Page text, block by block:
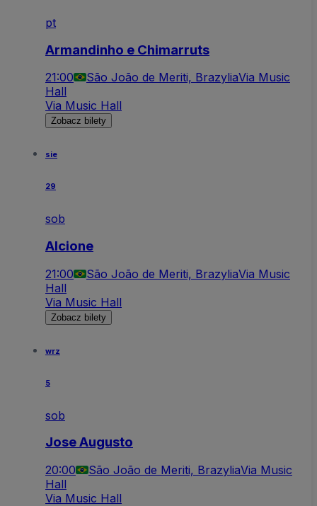
pt
Armandinho e Chimarruts
21:00 São João de Meriti, BrazyliaVia Music
Hall
Via Music Hall
Zobacz bilety
sie
29
sob
Alcione
21:00 São João de Meriti, BrazyliaVia Music
Hall
Via Music Hall
Zobacz bilety
wrz
5
sob
Jose Augusto
20:00 São João de Meriti, BrazyliaVia Music
Hall
Via Music Hall